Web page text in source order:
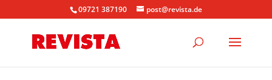
09721 387190 post@revista.de